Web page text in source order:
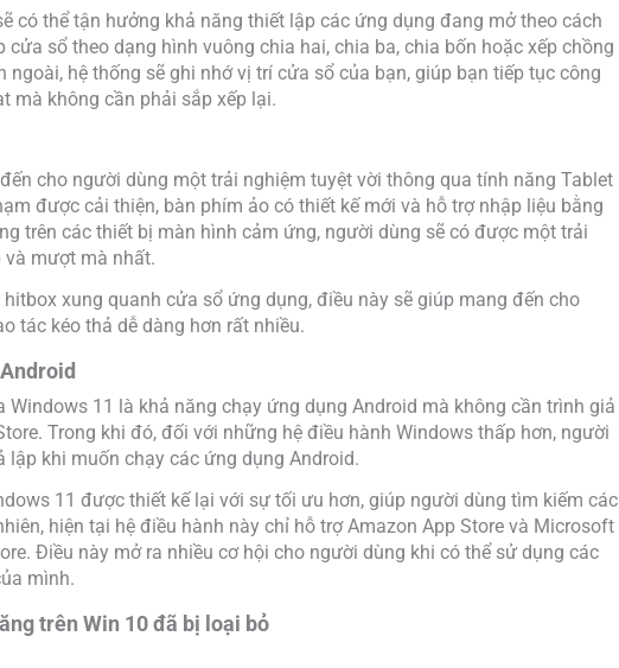
có thể tận hưởng khả năng thiết lập các ứng dụng đang mở theo cách
sổ theo dạng hình vuông chia hai, chia ba, chia bốn hoặc xếp chồng
ngoài, hệ thống sẽ ghi nhớ vị trí cửa sổ của bạn, giúp bạn tiếp tục công
mà không cần phải sắp xếp lại.
cho người dùng một trải nghiệm tuyệt vời thông qua tính năng Tablet
được cải thiện, bàn phím ảo có thiết kế mới và hỗ trợ nhập liệu bằng
trên các thiết bị màn hình cảm ứng, người dùng sẽ có được một trải
và mượt mà nhất.
xung quanh cửa sổ ứng dụng, điều này sẽ giúp mang đến cho
tác kéo thả dễ dàng hơn rất nhiều.
11 là khả năng chạy ứng dụng Android mà không cần trình giả
Trong khi đó, đối với những hệ điều hành Windows thấp hơn, người
khi muốn chạy các ứng dụng Android.
11 được thiết kế lại với sự tối ưu hơn, giúp người dùng tìm kiếm các
hiện tại hệ điều hành này chỉ hỗ trợ Amazon App Store và Microsoft
Điều này mở ra nhiều cơ hội cho người dùng khi có thể sử dụng các
mình.
trên Win 10 đã bị loại bỏ